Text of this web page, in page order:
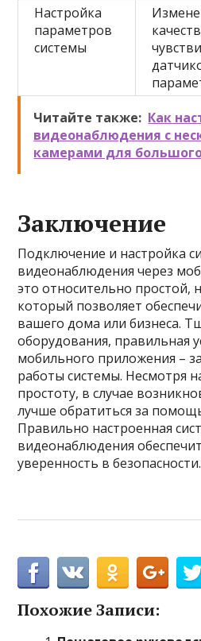
Настройка
параметров
системы
Читайте также: Как
видеонаблюдения с
камерами для
Заключение
Подключение и настройка
видеонаблюдения через
это относительно простой,
который позволяет
вашего дома или бизнеса.
оборудования, правильная
мобильного приложения –
работы системы. Несмотря
простоту, в случае
лучше обратиться за
Правильно настроенная
видеонаблюдения
уверенность в безопасности.
Похожие Записи: